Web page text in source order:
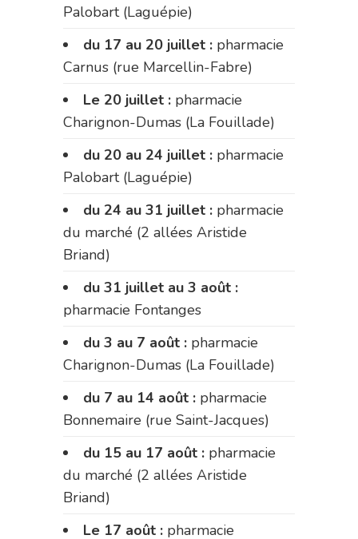
Palobart (Laguépie)
du 17 au 20 juillet : pharmacie
Carnus (rue Marcellin-Fabre)
Le 20 juillet : pharmacie
Charignon-Dumas (La Fouillade)
du 20 au 24 juillet : pharmacie
Palobart (Laguépie)
du 24 au 31 juillet : pharmacie
du marché (2 allées Aristide
Briand)
du 31 juillet au 3 août :
pharmacie Fontanges
du 3 au 7 août : pharmacie
Charignon-Dumas (La Fouillade)
du 7 au 14 août : pharmacie
Bonnemaire (rue Saint-Jacques)
du 15 au 17 août : pharmacie
du marché (2 allées Aristide
Briand)
Le 17 août : pharmacie